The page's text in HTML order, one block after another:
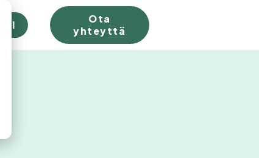
Ota
yhteyttä